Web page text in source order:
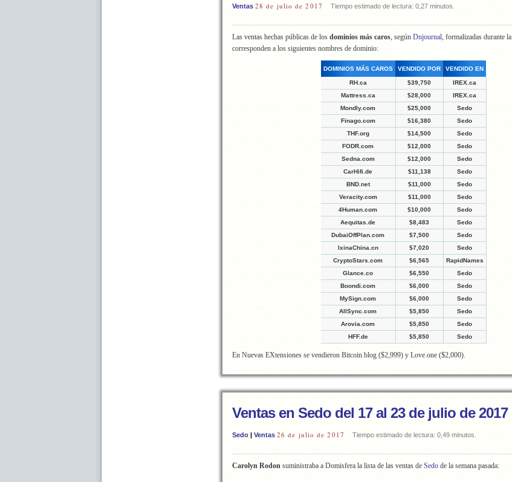
Ventas 28 de julio de 2017 Tiempo estimado de lectura: 0,27 minutos.
Las ventas hechas públicas de los dominios más caros, según Dnjournal, formalizadas durante la
corresponden a los siguientes nombres de dominio:
DOMINIOS MÁS CAROS VENDIDO POR VENDIDO EN
RH.ca $39,750
IREX.ca
Mattress.ca
$28,000
IREX.ca
Mondly.com
$25,000
Sedo
Finago.com
$16,380
Sedo
THF.org
$14,500
Sedo
FODR.com
$12,000
Sedo
Sedna.com
$12,000
Sedo
CarHifi.de
$11,138
Sedo
BND.net
$11,000
Sedo
Veracity.com
$11,000
Sedo
4Human.com
$10,000
Sedo
Aequitas.de
$8,483
Sedo
DubaiOffPlan.com
$7,500
Sedo
IxinaChina.cn
$7,020
Sedo
CryptoStars.com
$6,565
RapidNames
Glance.co
$6,550
Sedo
Boondi.com
$6,000
Sedo
MySign.com
$6,000
Sedo
AllSync.com
$5,850
Sedo
Arovia.com
$5,850
Sedo
HFF.de
$5,850 Sedo
En Nuevas EXtensiones se vendieron Bitcoin.blog ($2,999) y Love.one ($2,000).
Ventas en Sedo del 17 al 23 de julio de 2017
Sedo | Ventas 26 de julio de 2017 Tiempo estimado de lectura: 0,49 minutos.
Carolyn Rodon suministraba a Domisfera la lista de las ventas de Sedo de la semana pasada: